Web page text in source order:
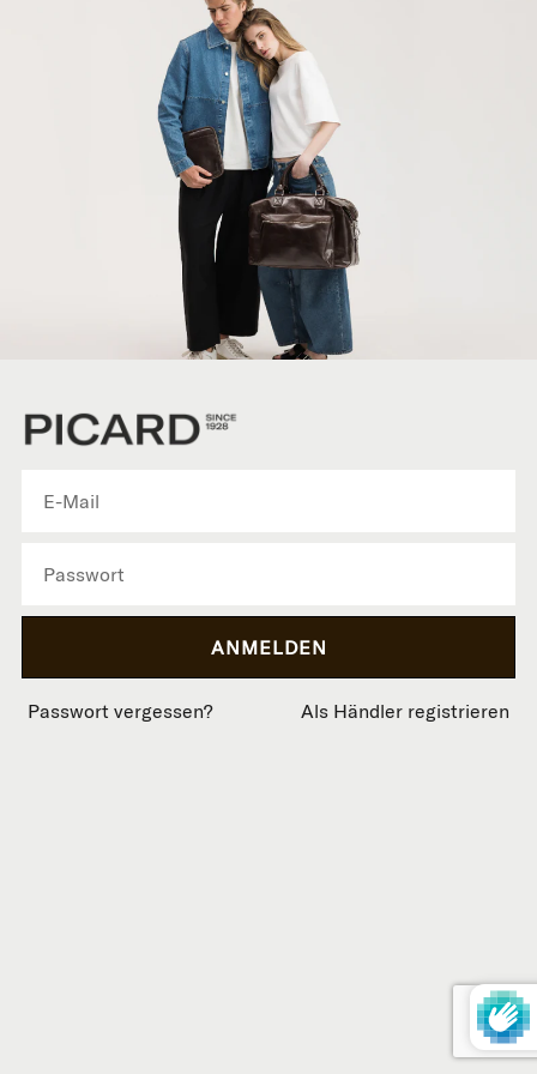
Passwort vergessen? Als Händler registrieren